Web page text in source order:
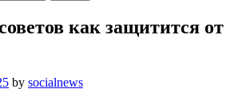
как защитится от
by socialnews